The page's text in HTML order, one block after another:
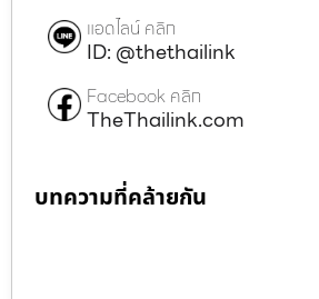
แอดไลน์ คลิก
ID: @thethailink
Facebook คลิก
TheThailink.com
บทความที่คล้ายกัน